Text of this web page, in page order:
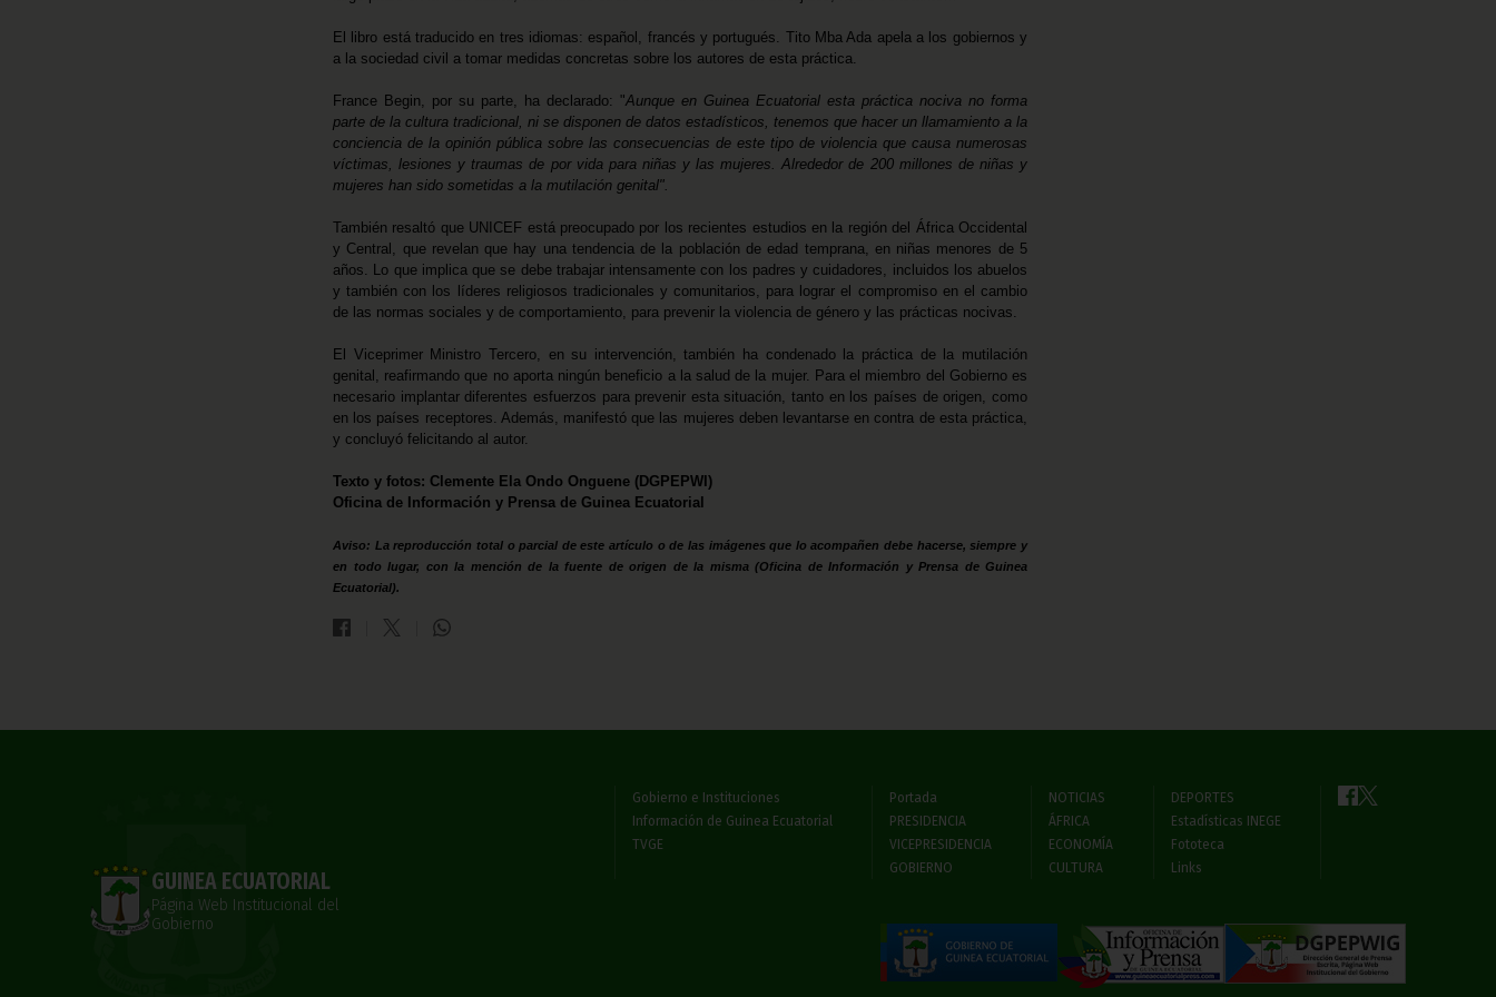
El libro está traducido en tres idiomas: español, francés y portugués. Tito Mba Ada apela a los gobiernos y
a la sociedad civil a tomar medidas concretas sobre los autores de esta práctica.
France Begin, por su parte, ha declarado: "Aunque en Guinea Ecuatorial esta práctica nociva no forma
parte de la cultura tradicional, ni se disponen de datos estadísticos, tenemos que hacer un llamamiento a la
conciencia de la opinión pública sobre las consecuencias de este tipo de violencia que causa numerosas
víctimas, lesiones y traumas de por vida para niñas y las mujeres. Alrededor de 200 millones de niñas y
mujeres han sido sometidas a la mutilación genital".
También resaltó que UNICEF está preocupado por los recientes estudios en la región del África Occidental
y Central, que revelan que hay una tendencia de la población de edad temprana, en niñas menores de 5
años. Lo que implica que se debe trabajar intensamente con los padres y cuidadores, incluidos los abuelos
y también con los líderes religiosos tradicionales y comunitarios, para lograr el compromiso en el cambio
de las normas sociales y de comportamiento, para prevenir la violencia de género y las prácticas nocivas.
El Viceprimer Ministro Tercero, en su intervención, también ha condenado la práctica de la mutilación
genital, reafirmando que no aporta ningún beneficio a la salud de la mujer. Para el miembro del Gobierno es
necesario implantar diferentes esfuerzos para prevenir esta situación, tanto en los países de origen, como
en los países receptores. Además, manifestó que las mujeres deben levantarse en contra de esta práctica,
y concluyó felicitando al autor.
Texto y fotos: Clemente Ela Ondo Onguene (DGPEPWI)
Oficina de Información y Prensa de Guinea Ecuatorial
Aviso: La reproducción total o parcial de este artículo o de las imágenes que lo acompañen debe hacerse, siempre y
en todo lugar, con la mención de la fuente de origen de la misma (Oficina de Información y Prensa de Guinea
Ecuatorial).
GUINEA ECUATORIAL
Página Web Institucional del
Gobierno
Gobierno e Instituciones
Información de Guinea Ecuatorial
TVGE
Portada
PRESIDENCIA
VICEPRESIDENCIA
GOBIERNO
NOTICIAS
ÁFRICA
ECONOMÍA
CULTURA
DEPORTES
Estadísticas INEGE
Fototeca
Links